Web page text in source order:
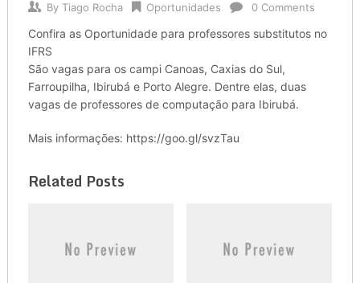
By Tiago Rocha Oportunidades 0 Comments
Confira as Oportunidade para professores substitutos no
IFRS
São vagas para os campi Canoas, Caxias do Sul,
Farroupilha, Ibirubá e Porto Alegre. Dentre elas, duas
vagas de professores de computação para Ibirubá.
Mais informações: https://goo.gl/svzTau
Related Posts